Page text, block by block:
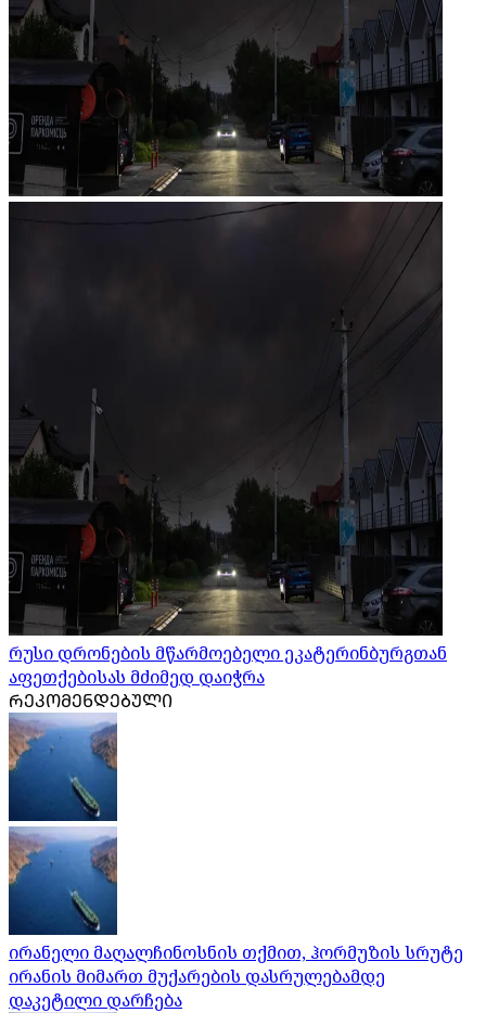
რუსი დრონების მწარმოებელი ეკატერინბურგთან
აფეთქებისას მძიმედ დაიჭრა
ᲠᲔᲙᲝᲛᲔᲜᲓᲔᲑᲣᲚᲘ
ირანელი მაღალჩინოსნის თქმით, ჰორმუზის სრუტე
ირანის მიმართ მუქარების დასრულებამდე
დაკეტილი დარჩება